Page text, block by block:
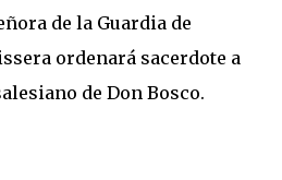
de la Guardia de
ordenará sacerdote a
de Don Bosco.